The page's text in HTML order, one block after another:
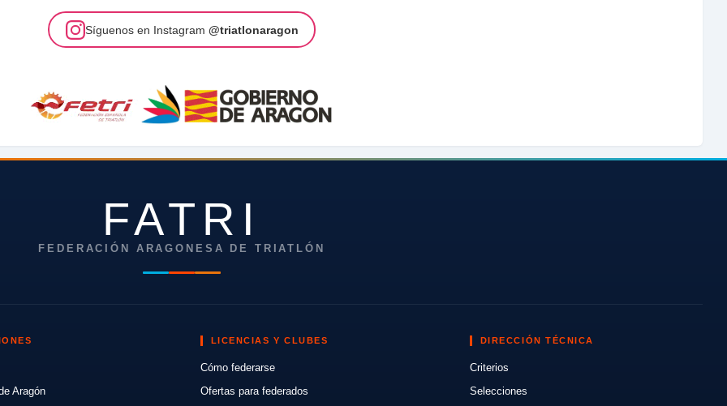
Síguenos en Instagram @triatlonaragon
FATRI
FEDERACIÓN ARAGONESA DE TRIATLÓN
Aragón
LICENCIAS Y CLUBES
Cómo federarse
Ofertas para federados
DIRECCIÓN TÉCNICA
Criterios
Selecciones